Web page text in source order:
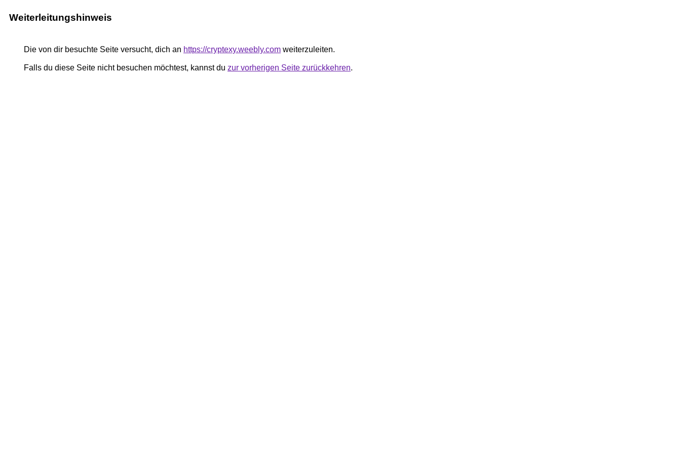
Weiterleitungshinweis
Die von dir besuchte Seite versucht, dich an https://cryptexy.weebly.com weiterzuleiten.
Falls du diese Seite nicht besuchen möchtest, kannst du zur vorherigen Seite zurückkehren.